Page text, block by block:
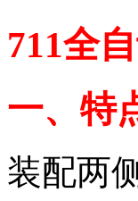
711全
一、特
装配两